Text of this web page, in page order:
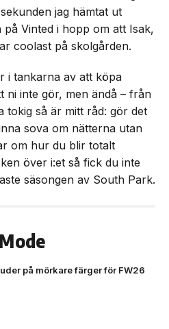
jag hämtat ut
Vinted i hopp om att Isak,
coolast på skolgården.
i tankarna av att köpa
ni inte gör, men ändå – från
tokig så är mitt råd: gör det
sova om nätterna utan
om hur du blir totalt
över i:et så fick du inte
säsongen av South Park.
på mörkare färger för FW26